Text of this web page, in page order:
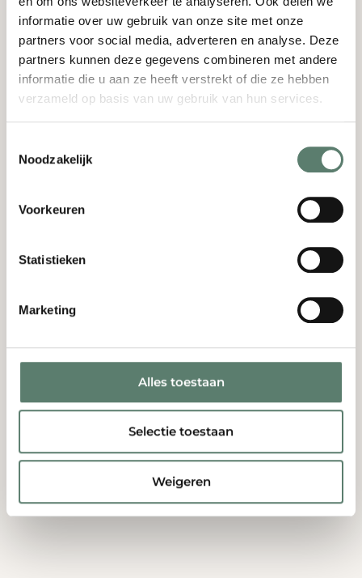
informatie over uw gebruik van onze site met onze
partners voor social media, adverteren en analyse. Deze
partners kunnen deze gegevens combineren met andere
informatie die u aan ze heeft verstrekt of die ze hebben
verzameld op basis van uw gebruik van hun services.
Noodzakelijk
Voorkeuren
Statistieken
Marketing
Alles toestaan
Selectie toestaan
Weigeren
8,50 euro per persoon
Arrangement 2:
-1 alcoholvrij drankje +
-12-uurtje lunch +
-Rondleiding
-Koffie +
-Rondleiding